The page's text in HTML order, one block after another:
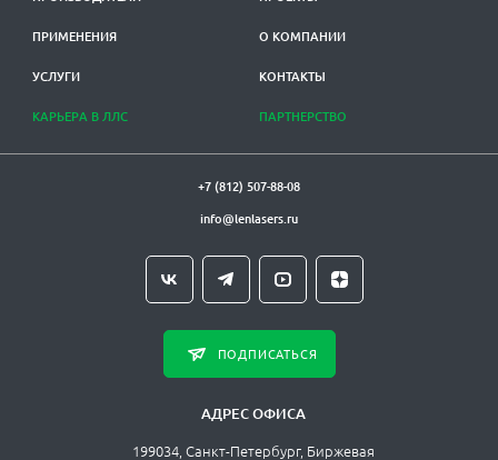
ПРИМЕНЕНИЯ
УСЛУГИ
КАРЬЕРА В ЛЛС
О КОМПАНИИ
КОНТАКТЫ
ПАРТНЕРСТВО
+7 (812) 507-88-08
info@lenlasers.ru
ПОДПИСАТЬСЯ
АДРЕС ОФИСА
199034, Санкт-Петербург, Биржевая